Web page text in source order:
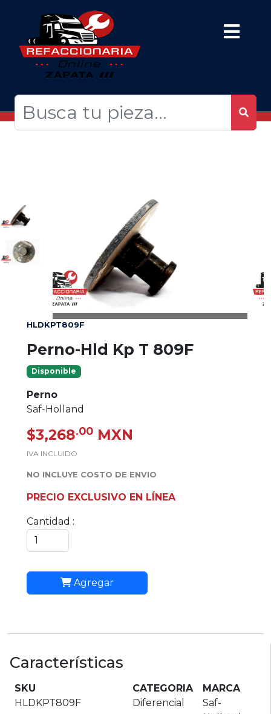
HLDKPT809F
Perno-Hld Kp T 809F
Disponible
Perno
Saf-Holland
$3,268.00 MXN
IVA INCLUIDO
NO INCLUYE COSTO DE ENVIO
PRECIO EXCLUSIVO EN LÍNEA
Cantidad :
Agregar
Características
SKU
HLDKPT809F
CATEGORIA
Diferencial
MARCA
Saf-